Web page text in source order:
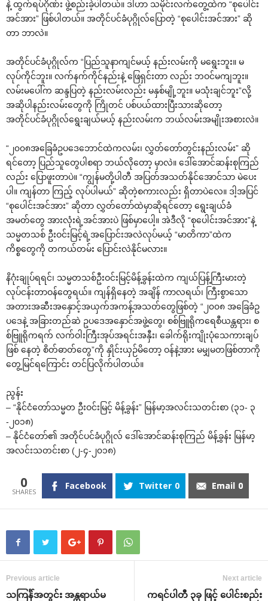
နဲ့ ထွက်ရပ်ဂိုဏ်း ဖွဲ့စည်းခဲ့ပါတယ်။ ဒါဟာ သမိုင်းလက်‌တွေ့ထဲက “စု‌ပေါင်း
အင်အား” ဖြစ်ပါတယ်။ အတိုင်ပင်ခံပုဂ္ဂိုလ်‌ပြောတဲ့ “စု‌ပေါင်းအင်အား” ဆို
တာ ဘာလဲ။
အတိုင်ပင်ခံပုဂ္ဂိုလ်က “ပြည်သူနာကျင်မယ့် နည်းလမ်းကို မ‌ရွေးဘူး။ မ
လုပ်ကိုင်ဘူး။ လက်နက်ကိုင်နည်းနဲ့ ‌ဖြေရှင်းတာ လည်း ဘဝင်မကျဘူး။
လမ်းမ‌ပေါ်က ဆန္ဒပြတဲ့ နည်းလမ်းလည်း မနှစ်မျို့ဘူး။ မသုံးချင်ဘူး”လို့
အဆိုပါနည်းလမ်း‌တွေကို ကြိုတင် ပစ်ပယ်ထားပြီးသားဆို‌တော့
အတိုင်ပင်ခံပုဂ္ဂိုလ်‌ရွေးချယ်မယ့် နည်းလမ်းက ဘယ်လမ်းအမျိုးအစားလဲ။
“၂၀၀၈အ‌ခြေခံဥပ‌ဒေ‌ဘောင်ထဲကလမ်း၊ လွှတ်‌တော်တွင်းနည်းလမ်း” ဆို
ရင်‌တော့ ပြည်သူ‌တွေပါစရာ ဘယ်လို‌တော့ မှာလဲ။ ‌ဒေါ်‌အောင်ဆန်းစုကြည်
လည်း ‌ပြောဖူးတာပဲ။ “ကျွန်မတို့ပါတီ အပြတ်အသတ်နိုင်‌အောင်သာ မဲ‌ပေး
ပါ။ ကျန်တာ ကြည့် လုပ်ပါမယ်” ဆိုတဲ့စကားလည်း ရှိတာပဲ‌လေ။ ဒါ့အပြင်
“စု‌ပေါင်းအင်အား” ဆိုတာ လွှတ်‌တော်ထဲမှာဆိုရင်‌တော့ ‌ရွေးချယ်ခံ
အမတ်‌တွေ အားလုံးရဲ့အင်အားပဲ ဖြစ်မှာ‌ပေါ့။ အဲဒီလို “စု‌ပေါင်းအင်အား”နဲ့
သမ္မတသစ် ဦးဝင်းမြင့်ရဲ့အ‌ပြောင်းအလဲလုပ်မယ့် “မာတိကာ”ထဲက
ကိစ္စ‌တွေကို တကယ်တမ်း ‌ပြောင်းလဲနိုင်မလား။
နိဂုံးချုပ်ရရင်၊ သမ္မတသစ်ဦးဝင်းမြင့်မိန့်ခွန်းထဲက ကျယ်ပြန့်ကြီးမားတဲ့
လုပ်ငန်းတာဝန်‌တွေရယ်။ ကျန်ရှိ‌နေတဲ့ အချိန် ကာလရယ်၊ ကြီးစွာ‌သော
အတားအဆီးအ‌နှောင့်အယှက်အကန့်အသတ်‌တွေဖြစ်တဲ့ “၂၀၀၈ အ‌ခြေခံဥ
ပ‌ဒေနဲ့ အခြားတည်ဆဲ ဥပ‌ဒေအ‌နှောင်အဖွဲ့‌တွေ၊ စစ်ဗြူရိုက‌ရေစီယန္တရား၊ စ
စ်ဗြူရိုကရက် လက်ဝါးကြီးအုပ်အရင်းအနှီး၊ ‌ခေါက်ရိုးကျိုးပုံ‌သေကားချပ်
ဖြစ် ‌နေတဲ့ စိတ်ဓာတ်‌တွေ”ကို နှိုင်းယှဉ်မိ‌တော့ ဝန်နဲ့အား မမျှမတဖြစ်တာကို
‌တွေ့မြင်ရ‌ကြောင်း တင်ပြလိုက်ပါတယ်။
ညွန်း
– “နိုင်ငံ‌တော်သမ္မတ ဦးဝင်းမြင့် မိန့်ခွန်း” မြန်မာ့အလင်းသတင်းစာ (၃၁- ၃
-၂၀၁၈)
– နိုင်ငံ‌တော်၏ အတိုင်ပင်ခံပုဂ္ဂိုလ် ‌ဒေါ်‌အောင်ဆန်းစုကြည် မိန့်ခွန်း မြန်မာ့
အလင်းသတင်းစာ (၂-၄-၂၀၁၈)
0 Facebook Twitter 0 Email 0
Previous article
သကြင်္န်အတွင်း အန္တရာယ်မ
Next article
ကရင်ပါတီ ၃ခု ဖြင့် ‌ပေါင်းစည်း